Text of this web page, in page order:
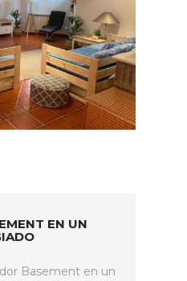
EN UN
Basement en un